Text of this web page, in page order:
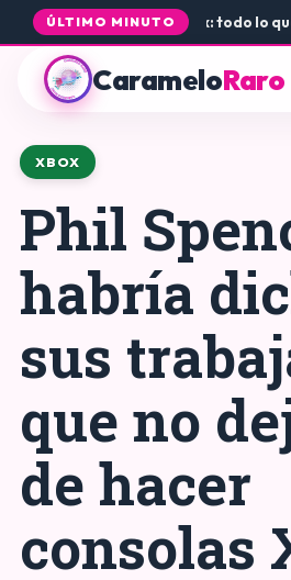
ÚLTIMO MINUTO
Core a PS5 y Xbox: todo lo que
CarameloRaro
XBOX
Phil
habría
sus
que no
de hacer
consolas